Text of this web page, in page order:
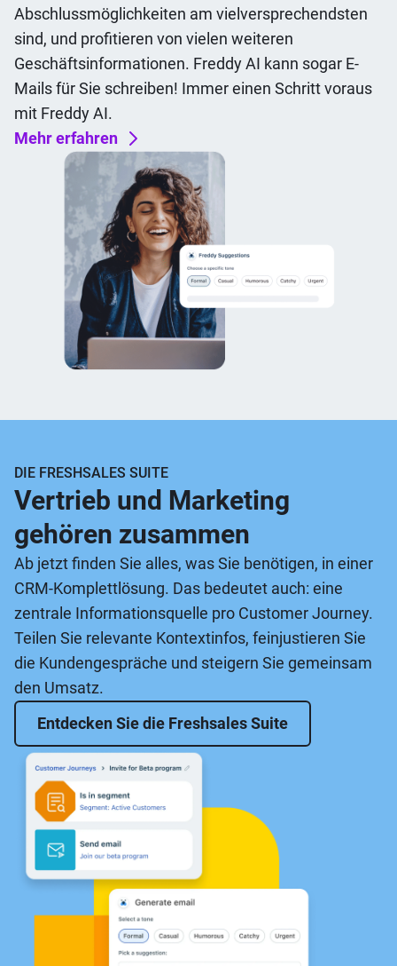
Abschlussmöglichkeiten am vielversprechendsten
sind, und profitieren von vielen weiteren
Geschäftsinformationen. Freddy AI kann sogar E-
Mails für Sie schreiben! Immer einen Schritt voraus
mit Freddy AI.
Mehr erfahren
DIE FRESHSALES SUITE
Vertrieb und Marketing
gehören zusammen
Ab jetzt finden Sie alles, was Sie benötigen, in einer
CRM-Komplettlösung. Das bedeutet auch: eine
zentrale Informationsquelle pro Customer Journey.
Teilen Sie relevante Kontextinfos, feinjustieren Sie
die Kundengespräche und steigern Sie gemeinsam
den Umsatz.
Entdecken Sie die Freshsales Suite